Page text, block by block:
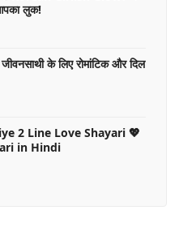
लुक!
के लिए रोमांटिक और दिल
2 Line Love Shayari 💖
in Hindi